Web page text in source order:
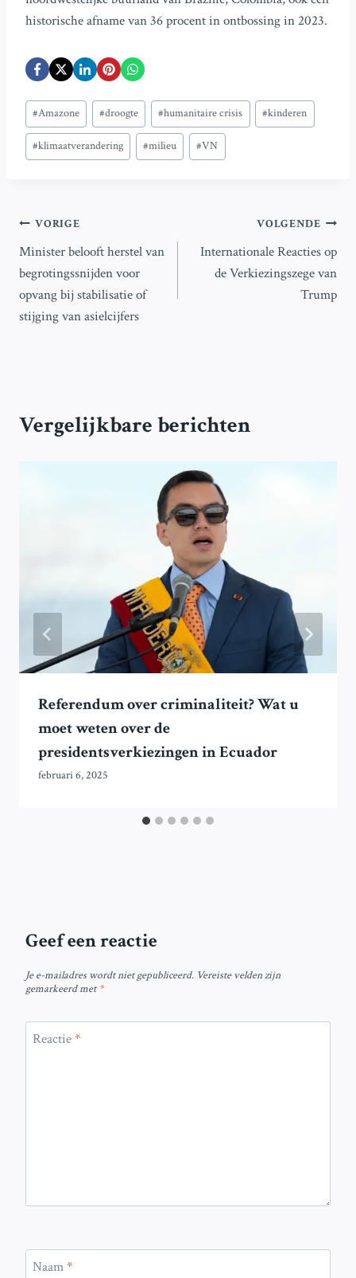
historische afname van 36 procent in ontbossing in 2023.
Bericht
tags:
#Amazone #droogte #humanitaire crisis #kinderen
#klimaatverandering #milieu #VN
Bericht
navigatie
VORIGE
Minister belooft herstel van
begrotingssnijden voor
opvang bij stabilisatie of
stijging van asielcijfers
VOLGENDE
Internationale Reacties op
de Verkiezingszege van
Trump
Vergelijkbare berichten
Referendum over criminaliteit? Wat u
moet weten over de
presidentsverkiezingen in Ecuador
februari 6, 2025
Geef een reactie
Je e-mailadres wordt niet gepubliceerd. Vereiste velden zijn
gemarkeerd met*
Reactie*
Naam*